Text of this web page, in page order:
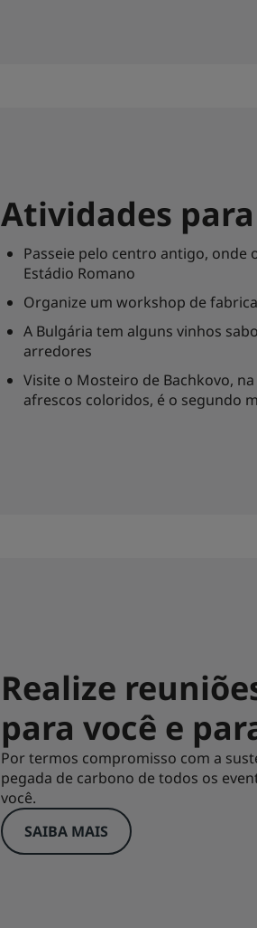
Atividades
Passeie pelo centro antigo,
Estádio Romano
Organize um workshop de
A Bulgária tem alguns vinhos
arredores
Visite o Mosteiro de Bachkovo,
afrescos coloridos, é o segundo
Realize
para você e
Por termos compromisso com a
pegada de carbono de todos os
você.
SAIBA MAIS